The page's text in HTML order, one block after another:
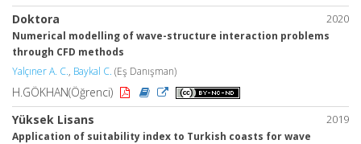
2020
Doktora
Numerical modelling of wave-structure interaction problems
through CFD methods
Yalçıner A. C., Baykal C. (Eş Danışman)
H.GÖKHAN(Öğrenci)
2019
Yüksek Lisans
Application of suitability index to Turkish coasts for wave